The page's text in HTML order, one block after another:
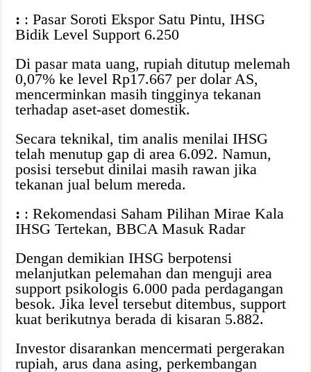
: : Pasar Soroti Ekspor Satu Pintu, IHSG
Bidik Level Support 6.250
Di pasar mata uang, rupiah ditutup melemah
0,07% ke level Rp17.667 per dolar AS,
mencerminkan masih tingginya tekanan
terhadap aset-aset domestik.
Secara teknikal, tim analis menilai IHSG
telah menutup gap di area 6.092. Namun,
posisi tersebut dinilai masih rawan jika
tekanan jual belum mereda.
: : Rekomendasi Saham Pilihan Mirae Kala
IHSG Tertekan, BBCA Masuk Radar
Dengan demikian IHSG berpotensi
melanjutkan pelemahan dan menguji area
support psikologis 6.000 pada perdagangan
besok. Jika level tersebut ditembus, support
kuat berikutnya berada di kisaran 5.882.
Investor disarankan mencermati pergerakan
rupiah, arus dana asing, perkembangan